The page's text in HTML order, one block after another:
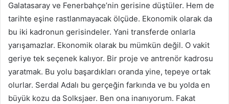
Galatasaray ve Fenerbahçe’nin gerisine düştüler. Hem de
tarihte eşine rastlanmayacak ölçüde. Ekonomik olarak da
bu iki kadronun gerisindeler. Yani transferde onlarla
yarışamazlar. Ekonomik olarak bu mümkün değil. O vakit
geriye tek seçenek kalıyor. Bir proje ve antrenör kadrosu
yaratmak. Bu yolu başardıkları oranda yine, tepeye ortak
olurlar. Serdal Adalı bu gerçeğin farkında ve bu yolda en
büyük kozu da Solksjaer. Ben ona inanıyorum. Fakat